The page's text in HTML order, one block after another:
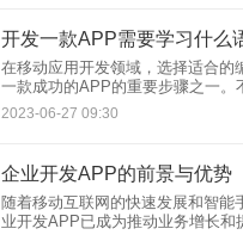
开发一款APP需要学习什么
在移动应用开发领域，选择适合的
一款成功的APP的重要步骤之一。
具有不同的特点和适用范围。下面
的编程语言，供开发者参考。
2023-06-27 09:30
企业开发APP的前景与优势
随着移动互联网的快速发展和智能
业开发APP已成为推动业务增长和